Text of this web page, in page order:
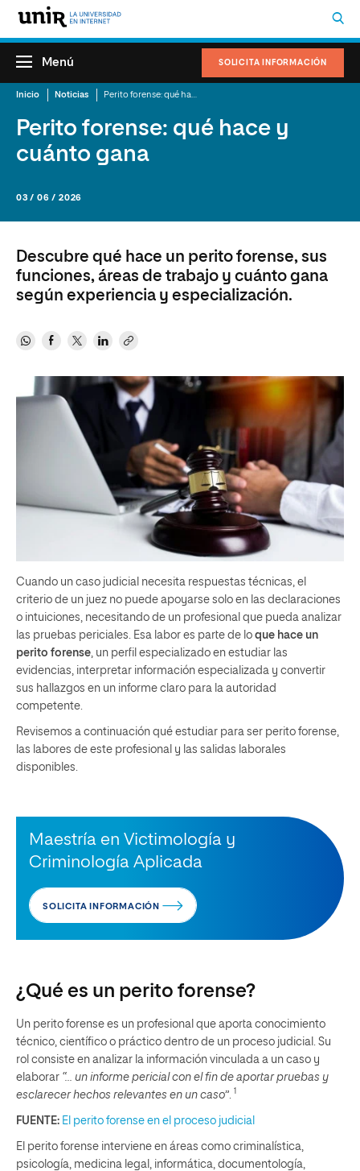
SOLICITA INFORMACIÓN
Menú
Inicio Noticias
Perito forense: qué hace y
cuánto gana
03 / 06 / 2026
Descubre qué hace un perito forense, sus
funciones, áreas de trabajo y cuánto gana
según experiencia y especialización.
Cuando un caso judicial necesita respuestas técnicas, el
criterio de un juez no puede apoyarse solo en las declaraciones
o intuiciones, necesitando de un profesional que pueda analizar
las pruebas periciales. Esa labor es parte de lo que hace un
perito forense , un perfil especializado en estudiar las
evidencias, interpretar información especializada y convertir
sus hallazgos en un informe claro para la autoridad
competente.
Revisemos a continuación qué estudiar para ser perito forense,
las labores de este profesional y las salidas laborales
disponibles.
Maestría en Victimología y
Criminología Aplicada
SOLICITA INFORMACIÓN
¿Qué es un perito forense?
Un perito forense es un profesional que aporta conocimiento
técnico, científico o práctico dentro de un proceso judicial. Su
rol consiste en analizar la información vinculada a un caso y
elaborar “… un informe pericial con el fin de aportar pruebas y
esclarecer hechos relevantes en un caso” 1
FUENTE: El perito forense en el proceso judicial
El perito forense interviene en áreas como criminalística,
psicología, medicina legal, informática, documentología,